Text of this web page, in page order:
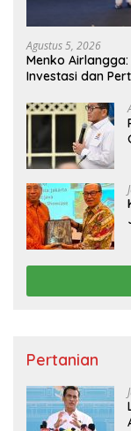
Agustus 5, 2026
Menko
Investasi dan
Pertanian